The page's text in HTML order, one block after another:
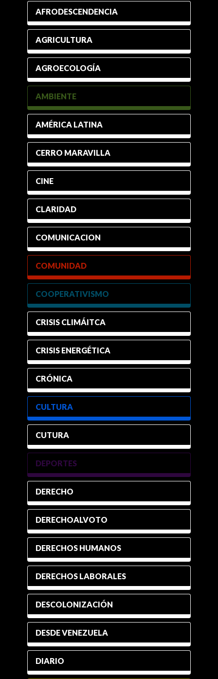
AFRODESCENDENCIA
AGRICULTURA
AGROECOLOGÍA
AMBIENTE
AMÉRICA LATINA
CERRO MARAVILLA
CINE
CLARIDAD
COMUNICACION
COMUNIDAD
COOPERATIVISMO
CRISIS CLIMÁITCA
CRISIS ENERGÉTICA
CRÓNICA
CULTURA
CUTURA
DEPORTES
DERECHO
DERECHOALVOTO
DERECHOS HUMANOS
DERECHOS LABORALES
DESCOLONIZACIÓN
DESDE VENEZUELA
DIARIO